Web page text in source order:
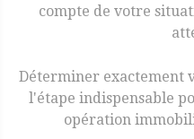
compte de votre
Déterminer exactement
l'étape indispensable
opération